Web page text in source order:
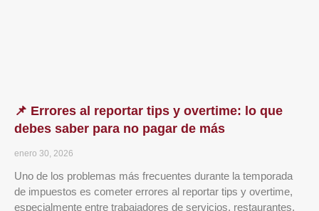
📌 Errores al reportar tips y overtime: lo que
debes saber para no pagar de más
enero 30, 2026
Uno de los problemas más frecuentes durante la temporada
de impuestos es cometer errores al reportar tips y overtime,
especialmente entre trabajadores de servicios, restaurantes,